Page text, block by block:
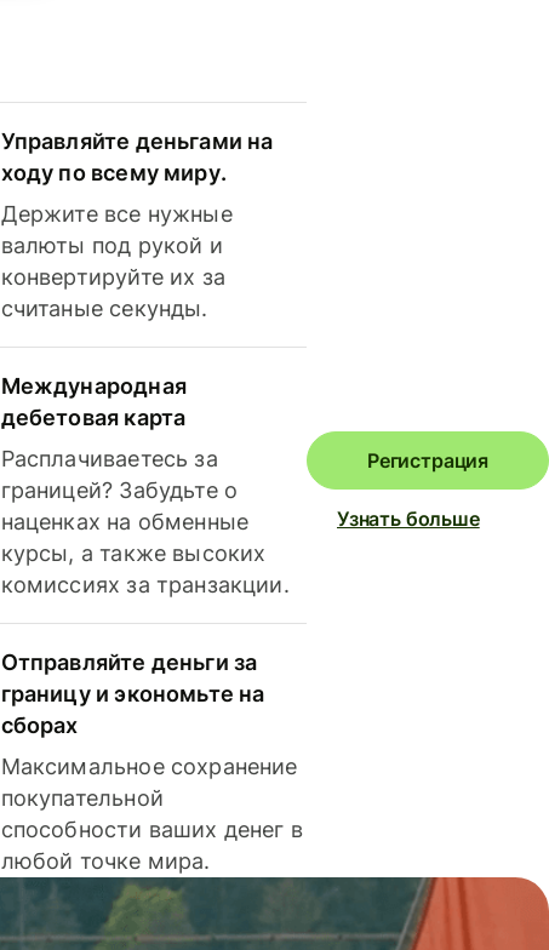
Управляйте деньгами на
ходу по всему миру.
Держите все нужные
валюты под рукой и
конвертируйте их за
считаные секунды.
Международная
дебетовая карта
Расплачиваетесь за
границей? Забудьте о
наценках на обменные
курсы, а также высоких
комиссиях за транзакции.
Отправляйте деньги за
границу и экономьте на
сборах
Максимальное сохранение
покупательной
способности ваших денег в
любой точке мира.
Регистрация
Узнать больше